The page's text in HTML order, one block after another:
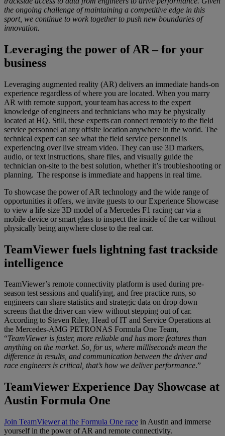
the ongoing challenge of maintaining a competitive edge in this
sport, we continue to work together to push new boundaries of
innovation.
Leveraging the power of AR – for your
business
Leveraging augmented reality (AR) delivers an immediate hands-on
experience regardless of where you are located. When you marry
AR with remote support, your team has access to the expert
knowledge of engineers and technicians who may be physically
located at HQ. Still, these experts can connect remotely to the field
service personnel at any offsite location anywhere in the world. The
technical expert can see what the field service personnel is
experiencing over live stream video. They can use 3D markers,
audio, or text instructions, share files, and visually guide the
technician on-site to the best solution, whether it’s troubleshooting or
planning. The response is immediate and happens in real time.
To showcase the power of AR technology and the wide range of
opportunities it offers, we invite guests to our Experience Showcase
to view a life-size 3D model of a Mercedes F1 racing car via a
mobile device or smart glass to inspect the inside of the car without
physically being anywhere close to the real car.
TeamViewer fuels lightning fast trackside
intelligence
TeamViewer’s remote connectivity platform is used during pre-
season test sessions and qualifying, and free practice runs, so
engineers can share statistics and strategic data on drop down
screens that the driver can view without stepping out of car.
According to Steven Riley, Head of IT and Service Operations at
the Mercedes-AMG PETRONAS Formula One Team,
“TeamViewer is faster, more reliable and has more features than
anything on the market. So, for us, where milliseconds mean the
difference in results, and communication between the driver and
race engineers is critical, that’s how we deliver performance.”
TeamViewer Experience Day Showcase at
Austin Formula One
Join TeamViewer at the Formula One race in Austin and immerse
yourself in the power of AR and remote connectivity.